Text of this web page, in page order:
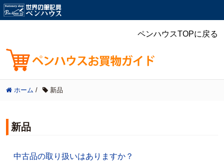
ペンハウスTOPに戻る
ホーム / 新品
新品
中古品の取り扱いはありますか？